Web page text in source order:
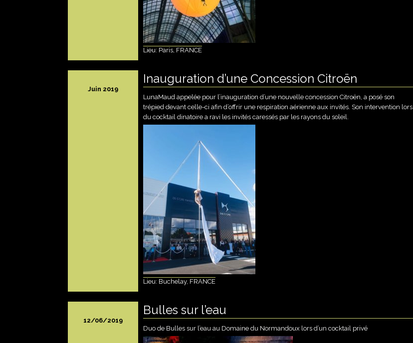
Lieu: Paris, FRANCE
Juin 2019
Inauguration d’une Concession Citroën
LunaMaud appelée pour l’inauguration d’une nouvelle concession Citroën, a posé son
trépied devant celle-ci afin d’offrir une respiration aérienne aux invités. Son intervention lors
du cocktail dinatoire a ravi les invités caressés par les rayons du soleil.
Lieu: Buchelay, FRANCE
12/06/2019
Bulles sur l’eau
Duo de Bulles sur l’eau au Domaine du Normandoux lors d’un cocktail privé